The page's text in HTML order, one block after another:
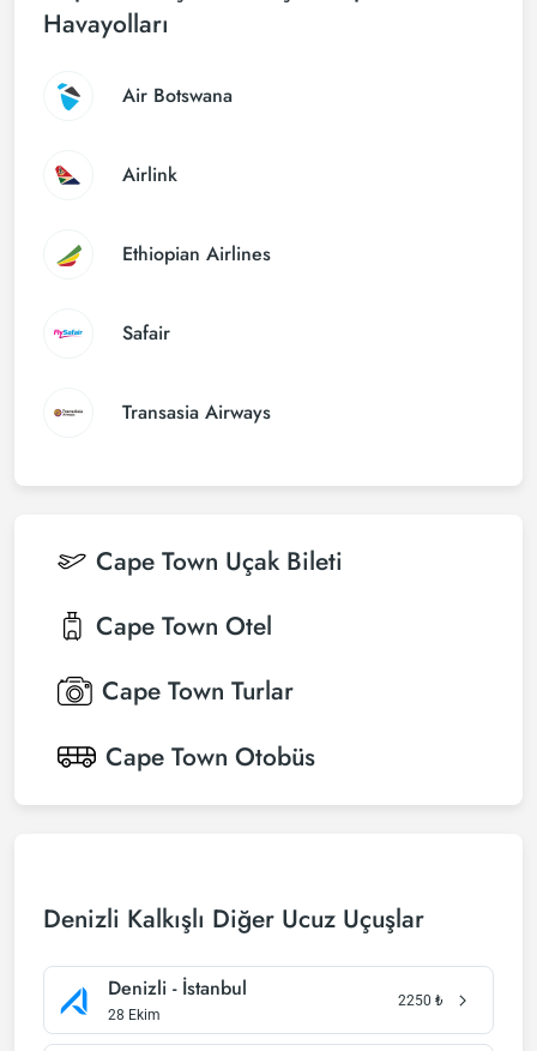
Havayolları
Air Botswana
Airlink
Ethiopian Airlines
Safair
Transasia Airways
Cape Town Uçak Bileti
Cape Town Otel
Cape Town Turlar
Cape Town Otobüs
Denizli Kalkışlı Diğer Ucuz Uçuşlar
Denizli - İstanbul
28 Ekim
2250 ₺